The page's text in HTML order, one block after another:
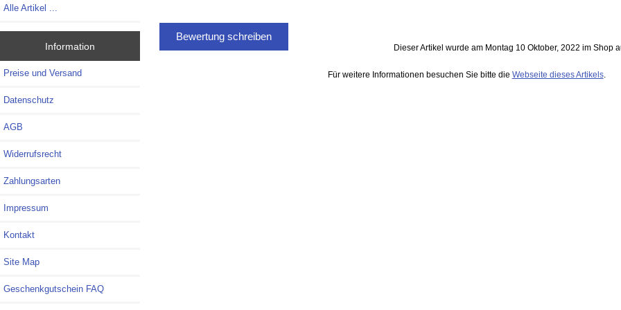
Alle Artikel ...
Information
Preise und Versand
Datenschutz
AGB
Widerrufsrecht
Zahlungsarten
Impressum
Kontakt
Site Map
Geschenkgutschein FAQ
Bewertung schreiben
Dieser Artikel wurde am Montag 10 Oktober, 2022 im Shop
Für weitere Informationen besuchen Sie bitte die Webseite dieses Artikels.